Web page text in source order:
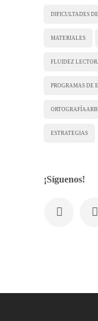
DIFICULTADES
MATERIALES
FLUIDEZ
PROGRAMAS DE
ORTOGRAFÍA
ESTRATEGIAS
¡Síguenos!